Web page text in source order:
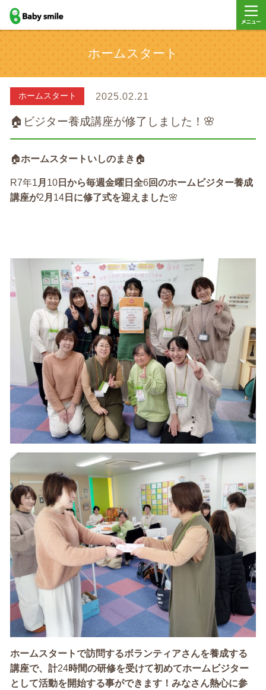
baby smile
ホームスタート
ホームスタート 2025.02.21
🏠ビジター養成講座が修了しました！🌸
🏠ホームスタートいしのまき 🏠
R7年1 月 10 日から毎週金曜日全6回のホームビジター養成
講座が2 月 14 日に修了式を迎えました🌸
ホームスタートで訪問するボランティアさんを養成する
講座で、計24時間の研修を受けて初めてホームビジター
として活動を開始する事ができます！みなさん熱心に参